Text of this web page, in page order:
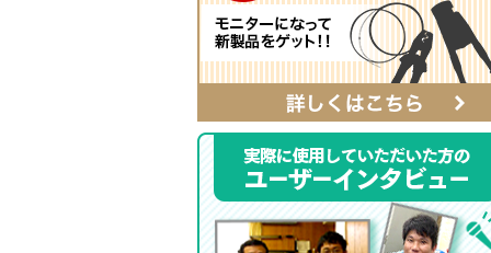
ベルト
αシリーズ
タフロン電工ポケット
ハンマーホルダー